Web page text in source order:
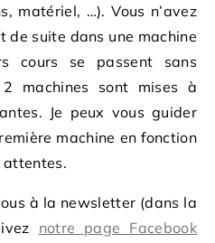
matériel, …). Vous n’avez
de suite dans une machine
cours se passent sans
machines sont mises à
Je peux vous guider
machine en fonction
attentes.
à la newsletter (dans la
notre page Facebook